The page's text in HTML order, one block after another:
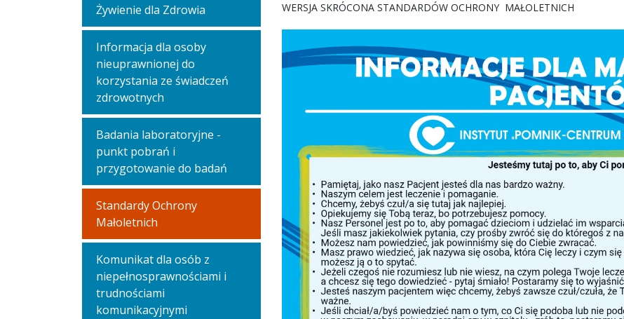
Żywienie dla Zdrowia
Informacja dla osoby
nieuprawnionej do
korzystania ze świadczeń
zdrowotnych
Badania laboratoryjne -
punkt pobrań i
przygotowanie do badań
Standardy Ochrony
Małoletnich
Komunikat dla osób z
niepełnosprawnościami i
trudnościami
komunikacyjnymi
WERSJA SKRÓCONA STANDARDÓW OCHRONY MAŁOLETNICH